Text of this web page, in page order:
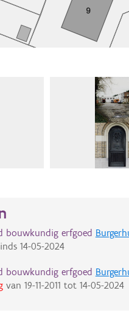
bouwkundig erfgoed
14-05-2024
bouwkundig erfgoed
van 19-11-2011 tot 14-05-2024